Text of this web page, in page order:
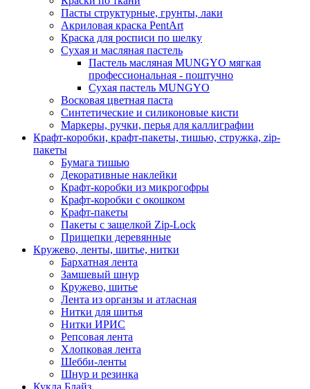
Пасты структурные, грунты, лаки
Акриловая краска PentArt
Краска для росписи по шелку
Cухая и масляная пастель
Пастель масляная MUNGYO мягкая
профессиональная - поштучно
Сухая пастель MUNGYO
Восковая цветная паста
Синтетические и силиконовые кисти
Маркеры, ручки, перья для каллиграфии
Крафт-коробки, крафт-пакеты, тишью, стружка, zip-
пакеты
Бумага тишью
Декоративные наклейки
Крафт-коробки из микрогофры
Крафт-коробки с окошком
Крафт-пакеты
Пакеты с защелкой Zip-Lock
Прищепки деревянные
Кружево, ленты, шитье, нитки
Бархатная лента
Замшевый шнур
Кружево, шитье
Лента из органзы и атласная
Нитки для шитья
Нитки ИРИС
Репсовая лента
Хлопковая лента
Шебби-ленты
Шнур и резинка
Кукла Блайз